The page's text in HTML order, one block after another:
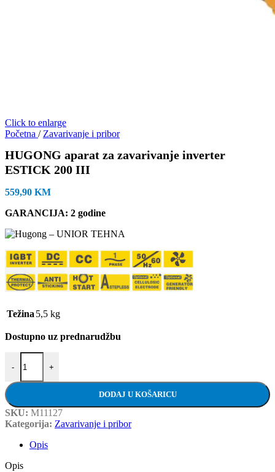
Click to enlarge
Početna / Zavarivanje i pribor
HUGONG aparat za zavarivanje inverter
ESTICK 200 III
559,90 KM
GARANCIJA: 2 godine
Težina 5,5 kg
Dostupno uz prednarudžbu
-
HUGONG aparat za zavarivanje inverter ESTICK 200 III količina
+
DODAJ U KOŠARICU
SKU: M11127
Kategorija: Zavarivanje i pribor
Opis
Opis